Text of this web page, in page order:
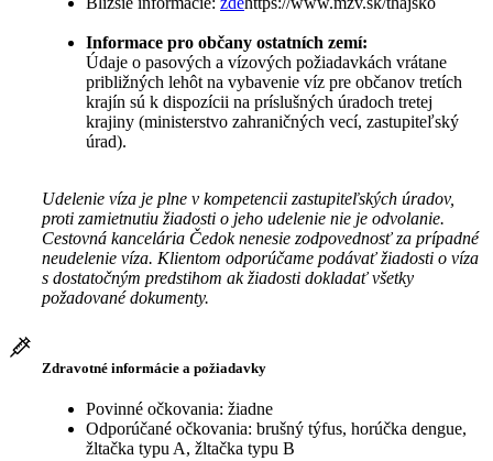
Informace pro občany ostatních zemí:
Údaje o pasových a vízových požiadavkách vrátane
približných lehôt na vybavenie víz pre občanov tretích
krajín sú k dispozícii na príslušných úradoch tretej
krajiny (ministerstvo zahraničných vecí, zastupiteľský
úrad).
Udelenie víza je plne v kompetencii zastupiteľských úradov,
proti zamietnutiu žiadosti o jeho udelenie nie je odvolanie.
Cestovná kancelária Čedok nenesie zodpovednosť za prípadné
neudelenie víza. Klientom odporúčame podávať žiadosti o víza
s dostatočným predstihom ak žiadosti dokladať všetky
požadované dokumenty.
Zdravotné informácie a požiadavky
Povinné očkovania: žiadne
Odporúčané očkovania: brušný týfus, horúčka dengue,
žltačka typu A, žltačka typu B